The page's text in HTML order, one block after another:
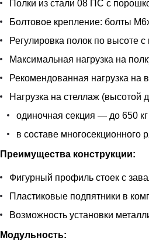
Полки из стали 08 ПС с
Болтовое крепление: болты
Регулировка полок по высоте
Максимальная нагрузка на
Рекомендованная нагрузка на
Нагрузка на стеллаж (высотой
одиночная секция — до 650 кг
в составе многосекционного
Преимущества конструкции:
Фигурный профиль стоек с
Пластиковые подпятники в
Возможность установки
Модульность: